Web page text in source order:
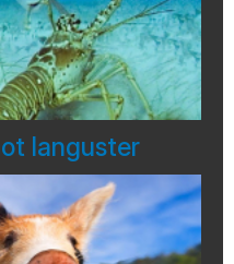
languster